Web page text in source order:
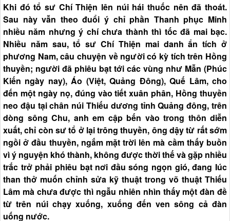
Khi đó tổ sư Chí Thiện lên núi hái thuốc nên đã thoát.
Sau này vẫn theo đuổi ý chỉ phần Thanh phục Minh
nhiều năm nhưng ý chí chưa thành thì tốc đã mai bạc.
Nhiều năm sau, tổ sư Chí Thiện mai danh ẩn tích ở
phương Nam, câu chuyện về người có kỳ tích trên Hồng
thuyền; người đã phiêu bạt tới các vùng như Mẫn (Phúc
Kiến ngày nay), Áo (Việt, Quảng Đông), Quế Lâm, cho
đến một ngày nọ, đúng vào tiết xuân phân, Hồng thuyền
neo đậu tại chân núi Thiếu dương tỉnh Quảng đông, trên
dòng sông Chu, anh em cập bến vào trong thôn diễn
xuất, chỉ còn sư tổ ở lại trông thuyền, ông dậy từ rất sớm
ngồi ở đầu thuyền, ngắm mặt trời lên mà cầm thấy buồn
vì ý nguyện khó thành, không được thời thế và gặp nhiều
trắc trở phải phiêu bạt nơi đầu sóng ngọn gió, đang Iúc
than thở muốn chỉnh sửa kỹ thuật trong võ thuật Thiếu
Lâm mà chưa được thì ngẫu nhiên nhìn thấy một đàn đề
từ trên núi chạy xuống, xuống đến ven sông cả đàn
uống nước.